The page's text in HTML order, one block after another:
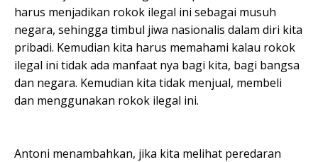
harus menjadikan rokok ilegal ini sebagai musuh
negara, sehingga timbul jiwa nasionalis dalam diri kita
pribadi. Kemudian kita harus memahami kalau rokok
ilegal ini tidak ada manfaat nya bagi kita, bagi bangsa
dan negara. Kemudian kita tidak menjual, membeli
dan menggunakan rokok ilegal ini.
Antoni menambahkan, jika kita melihat peredaran